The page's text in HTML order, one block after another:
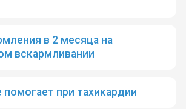
в 2 месяца на
вскармливании
помогает при тахикардии